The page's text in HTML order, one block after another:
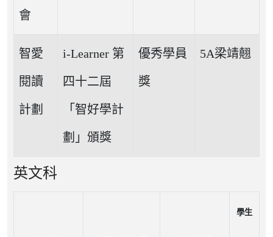
會
智愛
閱讀
計劃
i-Learner 第
四十二屆
「智好學計
劃」頒獎
優秀學員
獎
5A梁靖翹
英文科
學生